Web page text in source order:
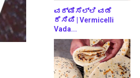
ವರ್ಮಿಸೆಲ್ಲಿ ವಡೆ
ರೆಸಿಪಿ | Vermicelli
Vada...